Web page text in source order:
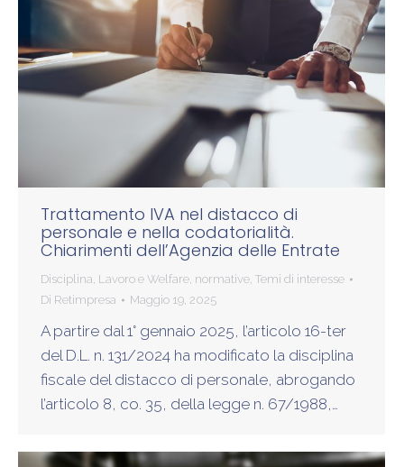
Trattamento IVA nel distacco di
personale e nella codatorialità.
Chiarimenti dell’Agenzia delle Entrate
Disciplina, Lavoro e Welfare, normative, Temi di interesse
Di Retimpresa Maggio 19, 2025
A partire dal 1° gennaio 2025, l’articolo 16-ter
del D.L. n. 131/2024 ha modificato la disciplina
fiscale del distacco di personale, abrogando
l’articolo 8, co. 35, della legge n. 67/1988,…